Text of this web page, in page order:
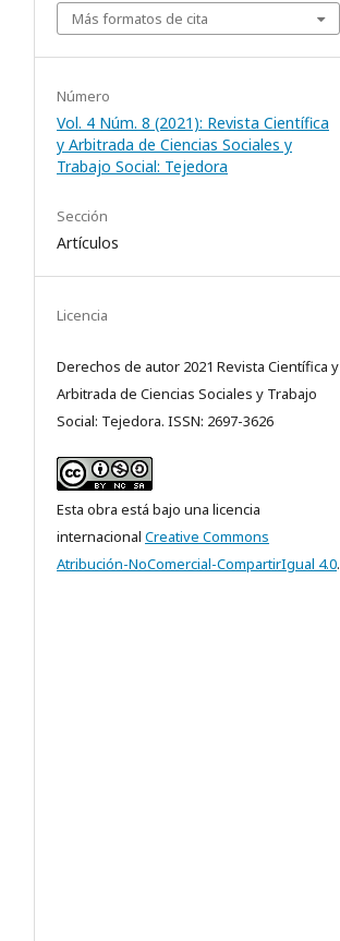
Más formatos de cita
Número
Vol. 4 Núm. 8 (2021): Revista Científica
y Arbitrada de Ciencias Sociales y
Trabajo Social: Tejedora
Sección
Artículos
Licencia
Derechos de autor 2021 Revista Científica y
Arbitrada de Ciencias Sociales y Trabajo
Social: Tejedora. ISSN: 2697-3626
Esta obra está bajo una licencia
internacional Creative Commons
Atribución-NoComercial-CompartirIgual 4.0.